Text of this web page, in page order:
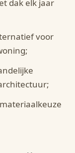
dak elk jaar
voor